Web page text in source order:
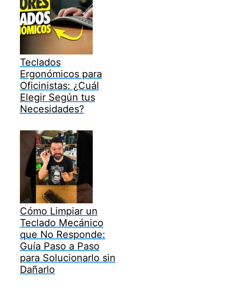
Teclados
Ergonómicos para
Oficinistas: ¿Cuál
Elegir Según tus
Necesidades?
Cómo Limpiar un
Teclado Mecánico
que No Responde:
Guía Paso a Paso
para Solucionarlo sin
Dañarlo